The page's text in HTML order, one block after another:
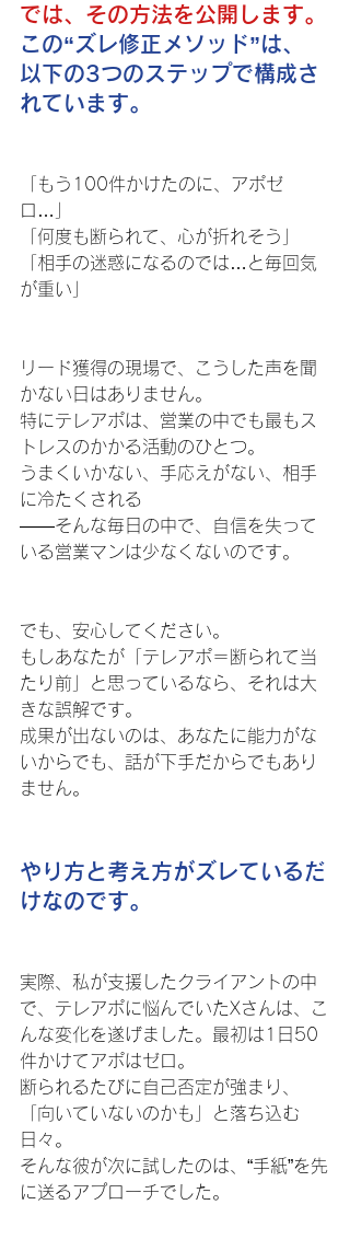
では、その方法を公開します。
この“ズレ修正メソッド”は、
以下の3つのステップで構成さ
れています。
「もう100件かけたのに、アポゼ
ロ…」
「何度も断られて、心が折れそう」
「相手の迷惑になるのでは…と毎回気
が重い」
リード獲得の現場で、こうした声を聞
かない日はありません。
特にテレアポは、営業の中でも最もス
トレスのかかる活動のひとつ。
うまくいかない、手応えがない、相手
に冷たくされる
――そんな毎日の中で、自信を失って
いる営業マンは少なくないのです。
でも、安心してください。
もしあなたが「テレアポ＝断られて当
たり前」と思っているなら、それは大
きな誤解です。
成果が出ないのは、あなたに能力がな
いからでも、話が下手だからでもあり
ません。
やり方と考え方がズレているだ
けなのです。
実際、私が支援したクライアントの中
で、テレアポに悩んでいたXさんは、こ
んな変化を遂げました。最初は1日50
件かけてアポはゼロ。
断られるたびに自己否定が強まり、
「向いていないのかも」と落ち込む
日々。
そんな彼が次に試したのは、“手紙”を先
に送るアプローチでした。